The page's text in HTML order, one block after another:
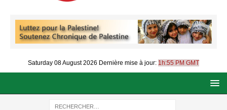
Saturday 08 August 2026 Dernière mise à jour: 1h:55 PM GMT